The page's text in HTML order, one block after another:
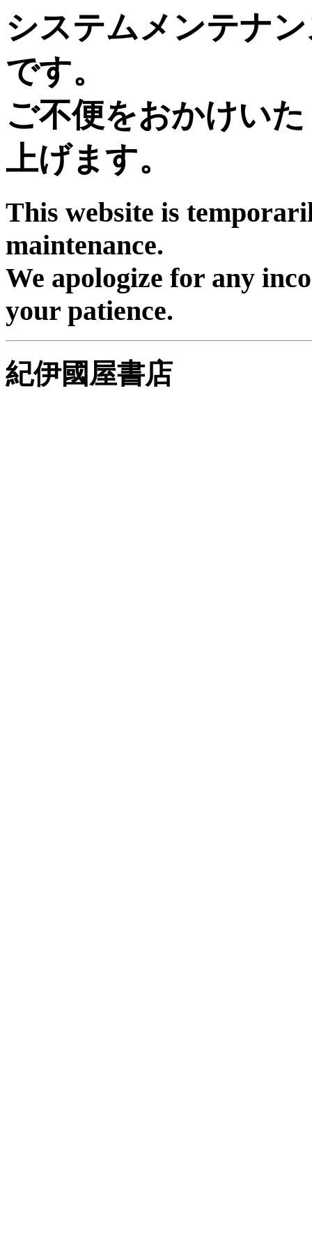
システムメンテナ
です。
ご不便をおかけい
上げます。
This website is
maintenance.
We apologize for any
your patience.
紀伊國屋書店